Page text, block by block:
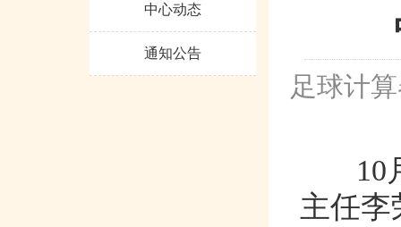
中心动态
通知公告
足球计算
10月
主任李